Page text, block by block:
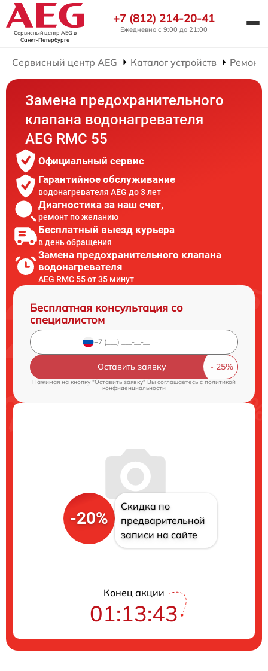
Сервисный центр AEG в
Санкт-Петербурге
+7 (812) 214-20-41
Ежедневно с 9:00 до 21:00
Сервисный центр AEG Каталог устройств Ремонт
Замена предохранительного
клапана водонагревателя
AEG RMC 55
Официальный сервис
Гарантийное обслуживание
водонагревателя AEG до 3 лет
Диагностика за наш счет,
ремонт по желанию
Бесплатный выезд курьера
в день обращения
Замена предохранительного клапана
водонагревателя
AEG RMC 55 от 35 минут
Бесплатная консультация со
специалистом
Оставить заявку
Нажимая на кнопку "Оставить заявку" Вы соглашаетесь cполитикой
конфиденциальности
-20%
Скидка по
предварительной
записи на сайте
Конец акции
01:13:42